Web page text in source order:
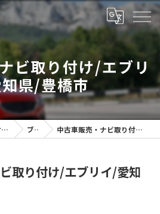
ビ取り付け/エブリ
県/豊橋市
豊橋市で車の電装品取付を行うCar Assist GAKU ブログ 中古車販売・ナビ取り付け/エブリイ/愛知県/豊橋市
取り付け/エブリイ/愛知